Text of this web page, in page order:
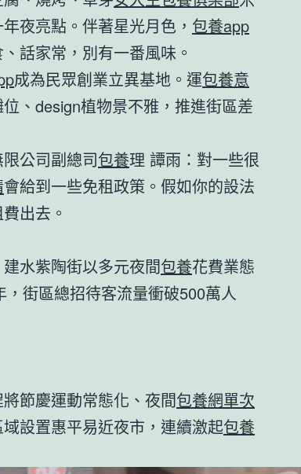
夜亮點。伴著星光月色， 包養app
話家常，別有一番風味。
成為民眾創業立異基地。運包養意
、design植物景不雅，推進街區差
公司副總司包養理 譚雨：對一些很
會給到一些免租政策。假如你的設法
出去。
水紫陶街以多元夜間包養花費業態
街區總招待客流量衝破500萬人
節慶運動常態化、夜間包養網單次
設置惠平易近夜市，連續激起包養